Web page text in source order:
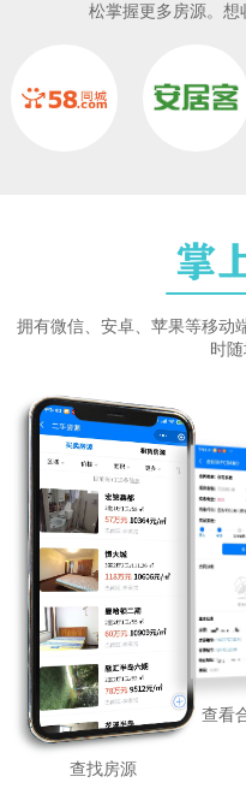
松掌握更多房源。
掌
拥有微信、安卓、苹果等移动
时
查找房源
查看